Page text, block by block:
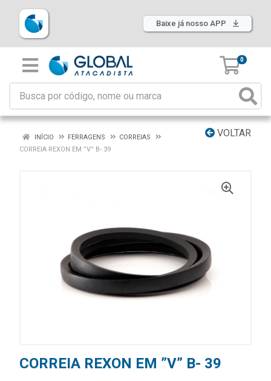
Baixe já nosso APP
0
VOLTAR
INÍCIO FERRAGENS
CORREIAS
CORREIA REXON EM ”V” B- 39
CORREIA REXON EM ”V” B- 39